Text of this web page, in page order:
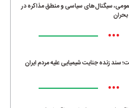
سیگنال‌های سیاسی و منطق مذاکره در
•••
سند زنده جنایت شیمیایی علیه مردم ایران
•••